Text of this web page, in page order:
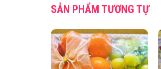
SẢN PHẨM TƯƠNG TỰ